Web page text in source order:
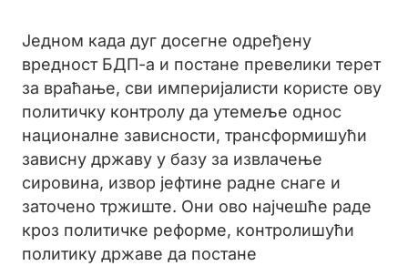
Једном када дуг досегне одређену
вредност БДП-а и постане превелики терет
за враћање, сви империјалисти користе ову
политичку контролу да утемеље однос
националне зависности, трансформишући
зависну државу у базу за извлачење
сировина, извор јефтине радне снаге и
заточено тржиште. Они ово најчешће раде
кроз политичке реформе, контролишући
политику државе да постане